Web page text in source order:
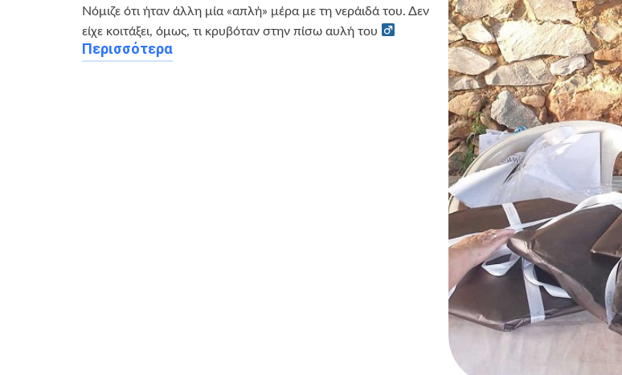
Νόμιζε ότι ήταν άλλη μία «απλή» μέρα με τη νεράιδά του. Δεν
είχε κοιτάξει, όμως, τι κρυβόταν στην πίσω αυλή του ‍
Περισσότερα